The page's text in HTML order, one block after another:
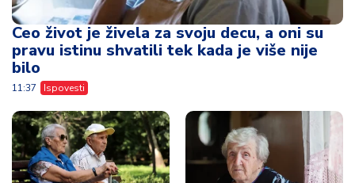
Ceo život je živela za svoju decu, a oni su
pravu istinu shvatili tek kada je više nije
bilo
11:37 Ispovesti